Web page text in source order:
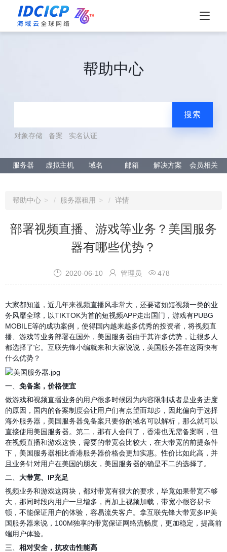
帮助中心
搜索
对象存储 备案 实名认证
服务器 虚拟主机 域名 邮箱 解决方案 会员相关
帮助中心 服务器租用 详情
部署视频直播、游戏等业务？美国服务
器有哪些优势？
 2020-06-10  管理员  478
大家都知道，近几年来视频直播风非常大，还要诸如短视频一类的业
务风靡全球，以TIKTOK为首的短视频APP走出国门，游戏有PUBG
MOBILE等的成功案例，使得国内越来越多优秀的投资者，将视频直
播、游戏等业务部署在国外，美国服务器由于其许多优势，让很多人
都选择了它。互联先锋小编就来和大家说说，美国服务器在这两快有
什么优势？
一、 免备案，价格便宜
做游戏和视频直播业务的用户很多时候因为内容限制或者是业务进度
的原因，国内的备案制度会让用户们有点望而却步，因此偏向于选择
海外服务器，美国服务器免备案只要你的域名可以解析，那么就可以
直接使用美国服务器。第二，那有人会问了，香港也无需备案啊，但
在视频直播和游戏这快，需要的带宽会比较大，在大带宽的前提条件
下， 美国服务器相比香港服务器价格会更加实惠。性价比如此高，并
且业务针对用户在美国的朋友，美国服务器的确是不二的选择了。
二、 大带宽、 IP充足
视频业务和游戏这两块，都对带宽有很大的要求，毕竟如果带宽不够
大，那同时段内用户一旦增多，再加上视频加载，带宽小很容易卡
顿，不能保证用户的体验，容易流失客户。拿互联先锋大带宽多IP美
国服务器来说，100M独享的带宽保证网络流畅度，更加稳定，提高前
端用户体验。
三、 相对安全，抗攻击性能高